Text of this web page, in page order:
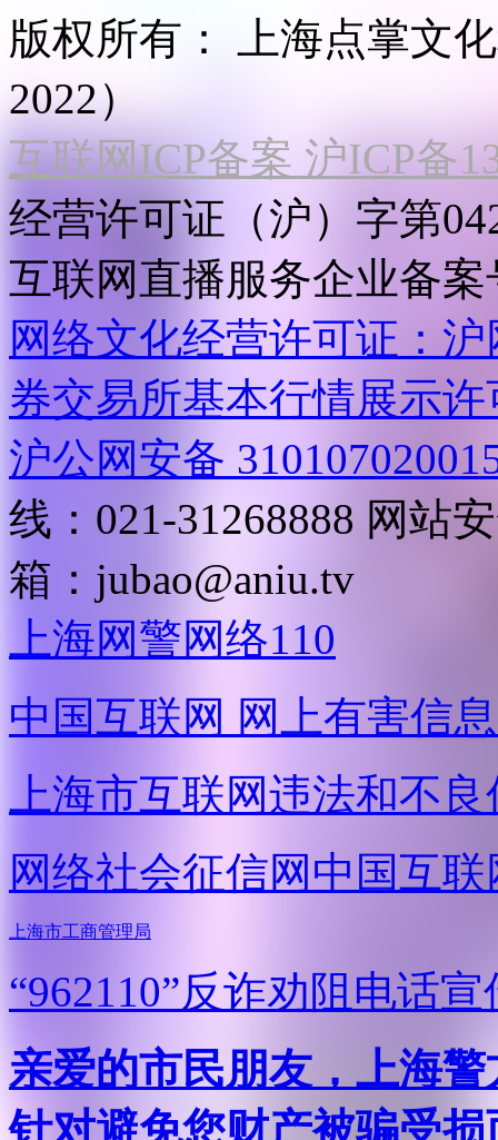
版权所有：
上海点掌文
2022）
互联网ICP备案 沪ICP备
经营许可证（沪）字第
互联网直播服务企业备案
网络文化经营许可证：
券交易所基本行情展示许
沪公网安备
线：021-31268888 网站
箱： jubao@aniu.tv
上海网警网络110
中国互联网 网上有害信
上海市互联网违法和不
网络社会征信网 中国互
上海市工商管理局
“962110”反诈劝阻电话宣
亲爱的市民朋友，上海
针对避免您财产被骗受